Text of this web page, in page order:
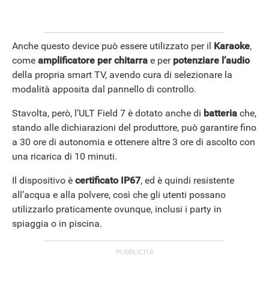
Anche questo device può essere utilizzato per il Karaoke,
come amplificatore per chitarra e per potenziare l’audio
della propria smart TV, avendo cura di selezionare la
modalità apposita dal pannello di controllo.
Stavolta, però, l’ULT Field 7 è dotato anche di batteria che,
stando alle dichiarazioni del produttore, può garantire fino
a 30 ore di autonomia e ottenere altre 3 ore di ascolto con
una ricarica di 10 minuti.
Il dispositivo è certificato IP67, ed è quindi resistente
all’acqua e alla polvere, così che gli utenti possano
utilizzarlo praticamente ovunque, inclusi i party in
spiaggia o in piscina.